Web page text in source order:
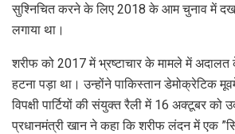
सुश्निचित करने के लिए 2018 के आम चुनाव में
लगाया था।
शरीफ को 2017 में भ्रष्टाचार के मामले में
हटना पड़ा था। उन्होंने पाकिस्तान डेमोक्रेटिक
विपक्षी पार्टियों की संयुक्त रैली में 16 अक्टूबर को
प्रधानमंत्री खान ने कहा कि शरीफ लंदन में एक